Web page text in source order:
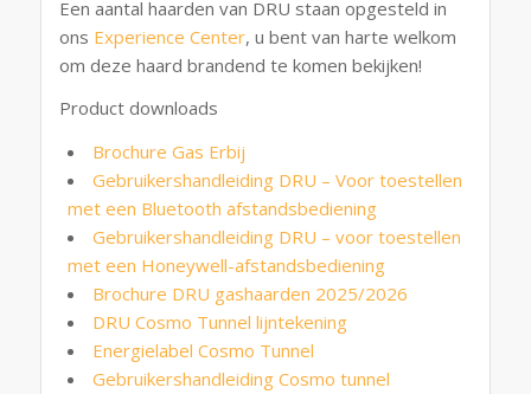
Een aantal haarden van DRU staan opgesteld in
ons Experience Center, u bent van harte welkom
om deze haard brandend te komen bekijken!
Product downloads
Brochure Gas Erbij
Gebruikershandleiding DRU – Voor toestellen
met een Bluetooth afstandsbediening
Gebruikershandleiding DRU – voor toestellen
met een Honeywell-afstandsbediening
Brochure DRU gashaarden 2025/2026
DRU Cosmo Tunnel lijntekening
Energielabel Cosmo Tunnel
Gebruikershandleiding Cosmo tunnel